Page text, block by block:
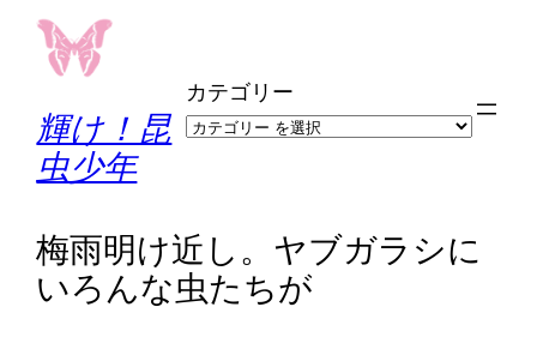
輝け！昆
虫少年
カテゴリー
梅雨明け近し。ヤブガラシに
いろんな虫たちが